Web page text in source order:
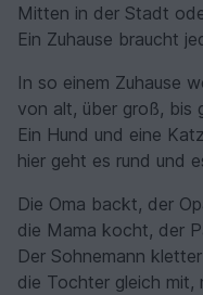
Mitten in der Stadt
Ein Zuhause braucht
In so einem Zuhause
von alt, über groß, bis
Ein Hund und eine
hier geht es rund und
Die Oma backt, der
die Mama kocht, der
Der Sohnemann
die Tochter gleich mit,